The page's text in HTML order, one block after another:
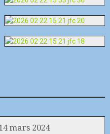
mars 2024